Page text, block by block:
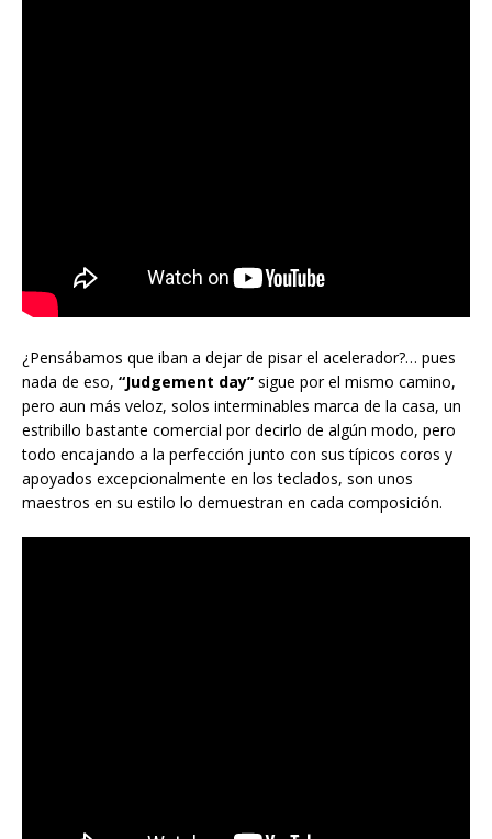
¿Pensábamos que iban a dejar de pisar el acelerador?… pues
nada de eso, “Judgement day” sigue por el mismo camino,
pero aun más veloz, solos interminables marca de la casa, un
estribillo bastante comercial por decirlo de algún modo, pero
todo encajando a la perfección junto con sus típicos coros y
apoyados excepcionalmente en los teclados, son unos
maestros en su estilo lo demuestran en cada composición.